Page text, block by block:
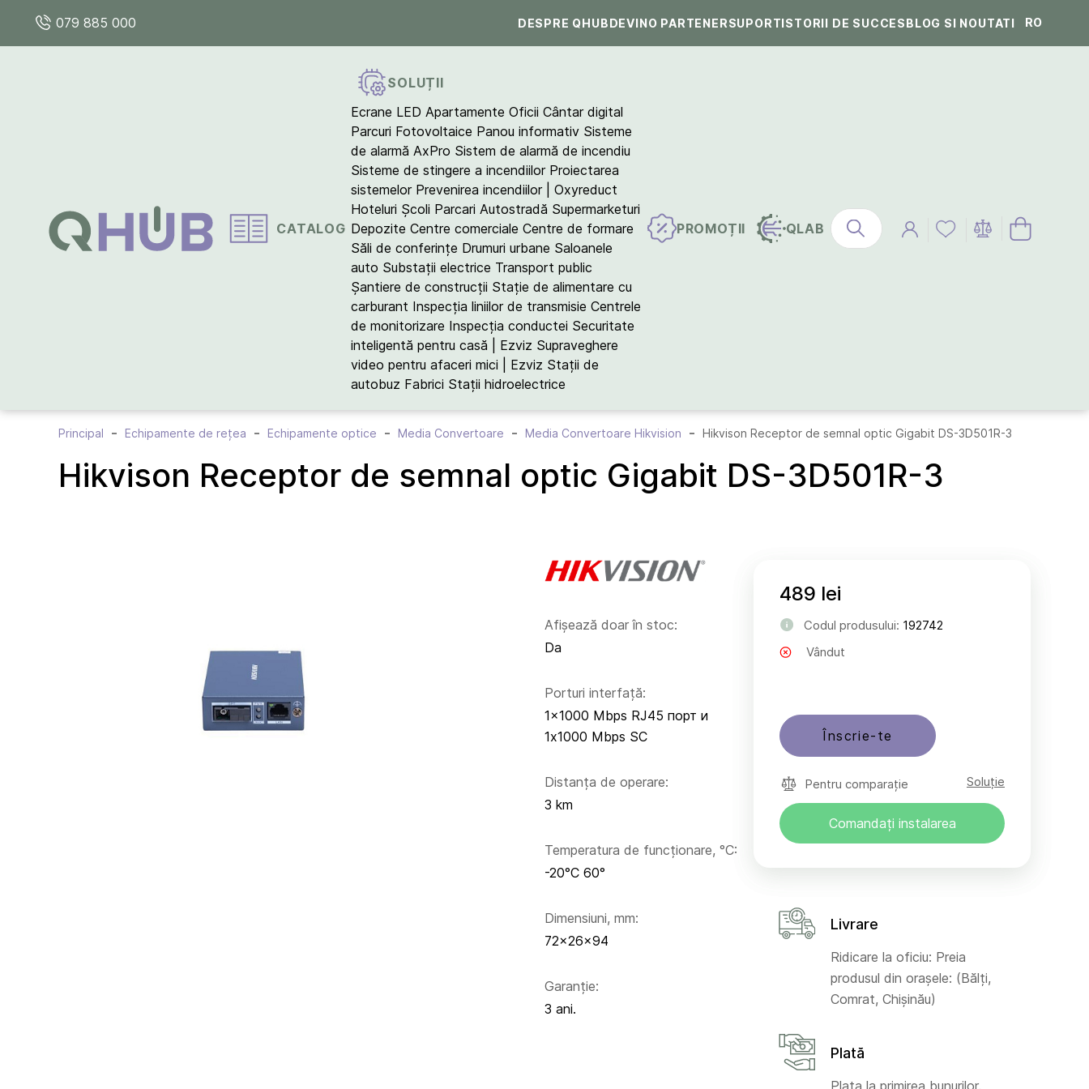
079 885 000 DESPRE QHUBDEVINO PARTENERSUPORTISTORII DE SUCCESBLOG SI NOUTATI RO
CATALOG
SOLUȚII
Ecrane LED Apartamente Oficii Cântar digital
Parcuri Fotovoltaice Panou informativ Sisteme
de alarmă AxPro Sistem de alarmă de incendiu
Sisteme de stingere a incendiilor Proiectarea
sistemelor Prevenirea incendiilor | Oxyreduct
Hoteluri Școli Parcari Autostradă Supermarketuri
Depozite Centre comerciale Centre de formare
Săli de conferințe Drumuri urbane Saloanele
auto Substații electrice Transport public
Șantiere de construcții Stație de alimentare cu
carburant Inspecția liniilor de transmisie Centrele
de monitorizare Inspecția conductei Securitate
inteligentă pentru casă | Ezviz Supraveghere
video pentru afaceri mici | Ezviz Stații de
autobuz Fabrici Stații hidroelectrice
PROMOȚII QLAB
Principal Echipamente de rețea Echipamente optice Media Convertoare Media Convertoare Hikvision Hikvison Receptor de semnal optic Gigabit DS-3D501R-3
Hikvison Receptor de semnal optic Gigabit DS-3D501R-3
Afișează doar în stoc:
Da
Porturi interfață:
1x1000 Mbps RJ45 порт и
1x1000 Mbps SC
Distanța de operare:
3 km
Temperatura de funcționare, °C:
-20°C 60°
Dimensiuni, mm:
72×26×94
Garanție:
3 ani.
489 lei
Codul produsului: 192742
Vândut
Înscrie-te
Pentru comparație Soluție
Comandați instalarea
Livrare
Ridicare la oficiu: Preia
produsul din orașele: (Bălți,
Comrat, Chișinău)
Plată
Plata la primirea bunurilor,